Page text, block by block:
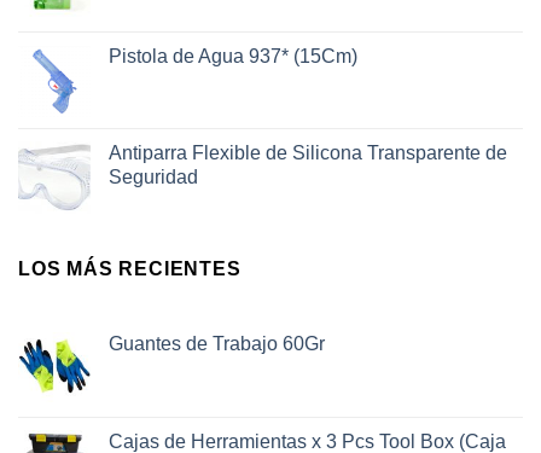
Pistola de Agua 937* (15Cm)
Antiparra Flexible de Silicona Transparente de
Seguridad
LOS MÁS RECIENTES
Guantes de Trabajo 60Gr
Cajas de Herramientas x 3 Pcs Tool Box (Caja